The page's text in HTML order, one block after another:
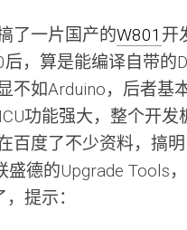
了一片国产的W801 开
后，算是能编译自带的
不如Arduino，后者基
功能强大，整个开发
百度了不少资料，搞
盛德的Upgrade Tools
提示：